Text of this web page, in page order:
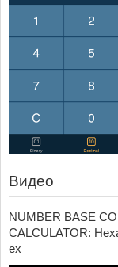
Видео
NUMBER BASE
CALCULATOR:
ex